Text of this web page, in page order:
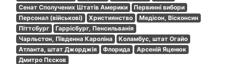
Сенат Сполучених Штатів Америки
Первинні вибори
Персонал (військові)
Християнство
Медісон, Вісконсин
Піттсбург
Гаррісбург, Пенсильванія
Чарльстон, Південна Кароліна
Коламбус, штат Огайо
Атланта, штат Джорджія
Флорида
Арсеній Яценюк
Дмитро Пєсков